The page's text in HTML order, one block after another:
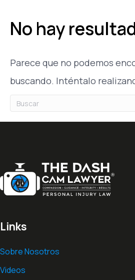
No hay
Parece que no podemos
buscando. Inténtalo
Links
Sobre Nosotros
Videos